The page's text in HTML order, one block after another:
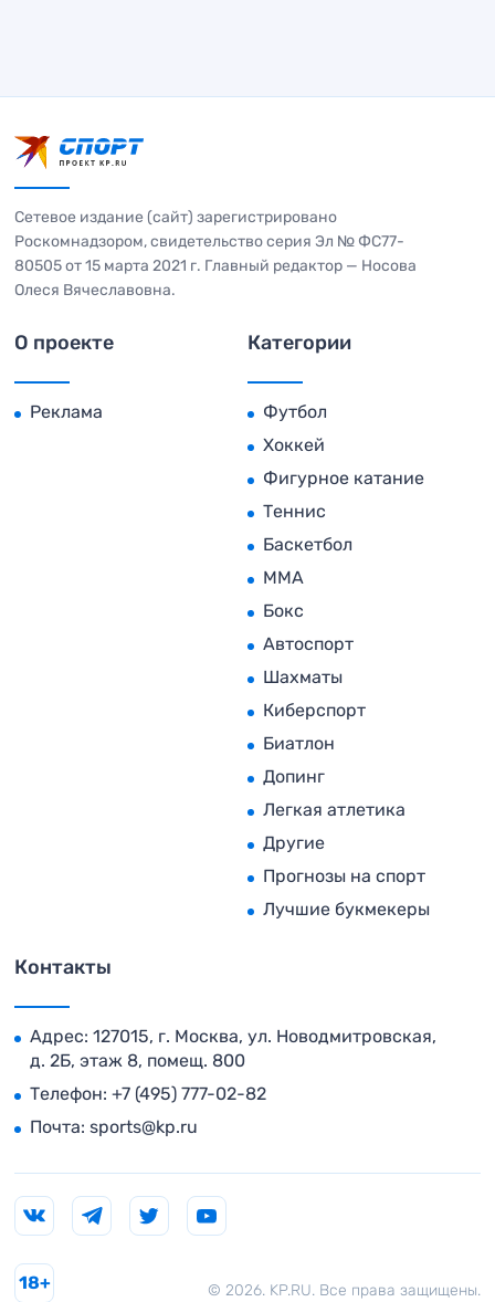
Сетевое издание (сайт) зарегистрировано
Роскомнадзором, свидетельство серия Эл № ФС77-
80505 от 15 марта 2021 г. Главный редактор — Носова
Олеся Вячеславовна.
О проекте
Реклама
Категории
Футбол
Хоккей
Фигурное катание
Теннис
Баскетбол
MMA
Бокс
Автоспорт
Шахматы
Киберспорт
Биатлон
Допинг
Легкая атлетика
Другие
Прогнозы на спорт
Лучшие букмекеры
Контакты
Адрес: 127015, г. Москва, ул. Новодмитровская,
д. 2Б, этаж 8, помещ. 800
Телефон: +7 (495) 777-02-82
Почта: sports@kp.ru
© 2026. KP.RU. Все права защищены.
18+